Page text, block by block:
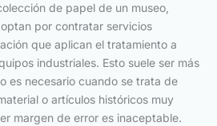
de papel de un museo,
por contratar servicios
que aplican el tratamiento a
industriales. Esto suele ser más
es necesario cuando se trata de
o artículos históricos muy
margen de error es inaceptable.